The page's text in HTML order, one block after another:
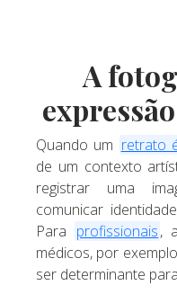
A
Quando um retrato
de um contexto
registrar uma
comunicar
Para profissionais,
médicos, por
ser determinante